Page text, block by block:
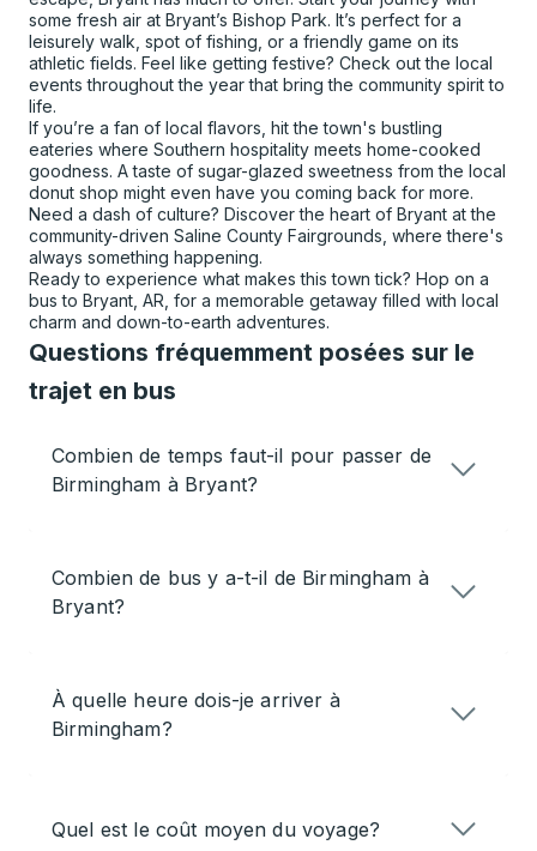
some fresh air at Bryant’s Bishop Park. It’s perfect for a
leisurely walk, spot of fishing, or a friendly game on its
athletic fields. Feel like getting festive? Check out the local
events throughout the year that bring the community spirit to
life.
If you’re a fan of local flavors, hit the town's bustling
eateries where Southern hospitality meets home-cooked
goodness. A taste of sugar-glazed sweetness from the local
donut shop might even have you coming back for more.
Need a dash of culture? Discover the heart of Bryant at the
community-driven Saline County Fairgrounds, where there's
always something happening.
Ready to experience what makes this town tick? Hop on a
bus to Bryant, AR, for a memorable getaway filled with local
charm and down-to-earth adventures.
Questions fréquemment posées sur le
trajet en bus
Combien de temps faut-il pour passer de
Birmingham à Bryant?
Combien de bus y a-t-il de Birmingham à
Bryant?
À quelle heure dois-je arriver à
Birmingham?
Quel est le coût moyen du voyage?